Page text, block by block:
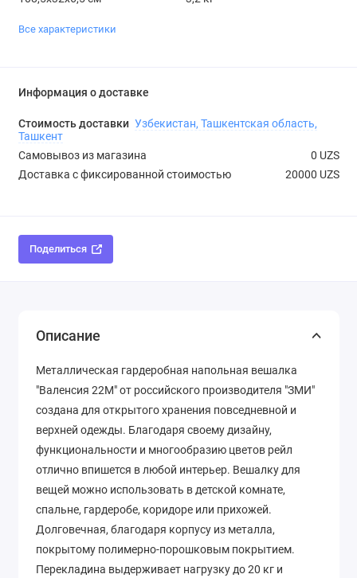
Все характеристики
Информация о доставке
Стоимость доставки Узбекистан, Ташкентская область,
Ташкент
Самовывоз из магазина
0 UZS
Доставка с фиксированной стоимостью
20000 UZS
Поделиться
Описание
Металлическая гардеробная напольная вешалка
"Валенсия 22М" от российского производителя "ЗМИ"
создана для открытого хранения повседневной и
верхней одежды. Благодаря своему дизайну,
функциональности и многообразию цветов рейл
отлично впишется в любой интерьер. Вешалку для
вещей можно использовать в детской комнате,
спальне, гардеробе, коридоре или прихожей.
Долговечная, благодаря корпусу из металла,
покрытому полимерно-порошковым покрытием.
Перекладина выдерживает нагрузку до 20 кг и